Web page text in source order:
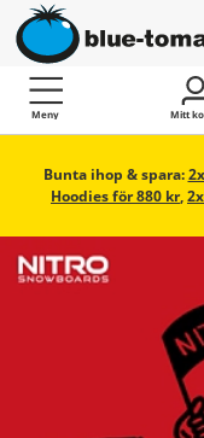
Meny Mitt
Bunta ihop & spara:
Hoodies för 880 kr,